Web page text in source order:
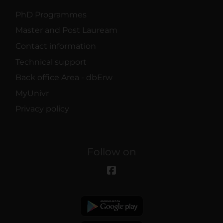
PhD Programmes
Master and Post Lauream
Contact information
Technical support
Back office Area - dbErw
MyUnivr
Privacy policy
Follow on